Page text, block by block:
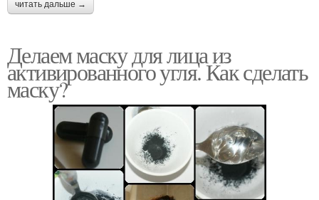
читать дальше →
Делаем маску для лица из
активированного угля. Как сделать
маску?